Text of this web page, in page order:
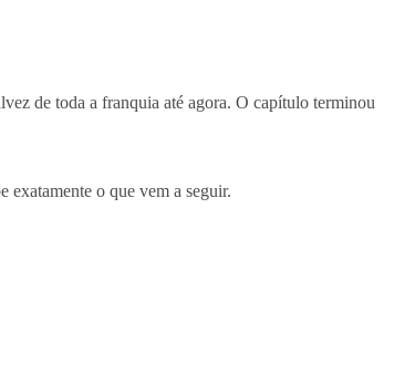
de toda a franquia até agora. O capítulo terminou
o que vem a seguir.